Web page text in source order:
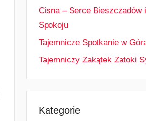
Cisna – Serce Bieszczadów
Spokoju
Tajemnicze Spotkanie w
Tajemniczy Zakątek Zatoki
Kategorie